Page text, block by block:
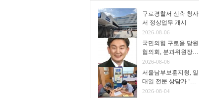
구로경찰서 신축 청사
서 정상업무 개시
2026-08-06
국민의힘 구로을 당원
협의회, 분과위원장∙
협의회장 임명
2026-08-06
서울남부보훈지청, 일
대일 전문 상담가 ‘보
훈매니저’ 운영
2026-08-04